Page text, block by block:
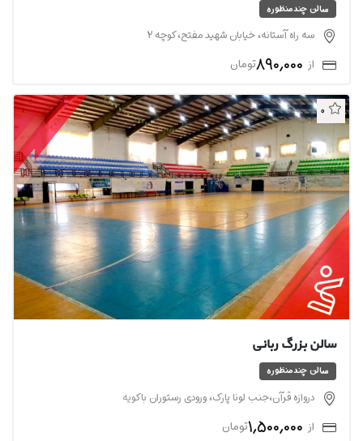
سالن چندمنظوره
سه راه آستانه، خیابان شهید مفتح، کوچه 2
از 890,000تومان
0
سالن بزرگ ربانی
سالن چندمنظوره
دروازه قرآن،جنب لونا پارک، ورودی رستوران باکویه
از 1,500,000تومان